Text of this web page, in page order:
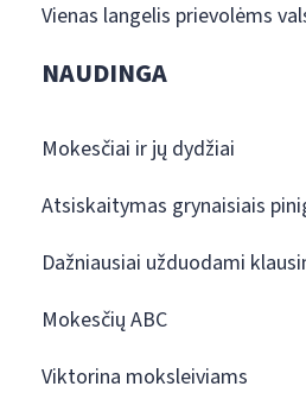
Vienas langelis prievolėms
NAUDINGA
Mokesčiai ir jų dydžiai
Atsiskaitymas grynaisiais
Dažniausiai užduodami
Mokesčių ABC
Viktorina moksleiviams